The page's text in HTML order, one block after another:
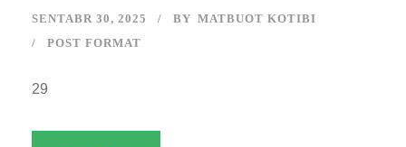
SENTABR 30, 2025 BY MATBUOT KOTIBI
POST FORMAT
29